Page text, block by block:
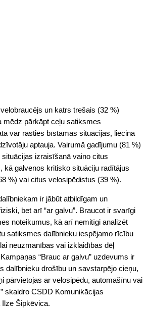
un katrs trešais (32 %)
mēdz pārkāpt ceļu satiksmes
var rasties bīstamas situācijas, liecina
aptauja. Vairumā gadījumu (81 %)
izraisīšanā vaino citus
kā galvenos kritisko situāciju radītājus
%) vai citus velosipēdistus (39 %).
ir jābūt atbildīgam un
bet arī “ar galvu”. Braucot ir svarīgi
noteikumus, kā arī nemitīgi analizēt
satiksmes dalībnieku iespējamo rīcību
neuzmanības vai izklaidības dēļ
“Brauc ar galvu” uzdevums ir
dalībnieku drošību un savstarpējo cieņu,
pārvietojas ar velosipēdu, automašīnu vai
skaidro CSDD Komunikācijas
Šipkēvica.